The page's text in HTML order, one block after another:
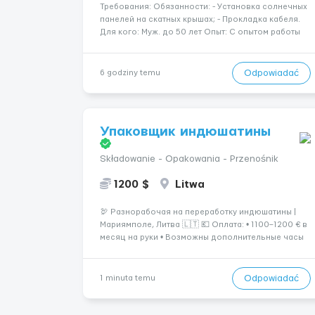
Требования: Обязанности: - Установка солнечных
панелей на скатных крышах; - Прокладка кабеля.
Для кого: Муж. до 50 лет Опыт: С опытом работы
Германия, Буцбах Условия...
6 godziny temu Odpowiadać
Упаковщик индюшатины
Składowanie - Opakowania - Przenośnik
1200 $ Litwa
🦃 Разнорабочая на переработку индюшатины |
Мариямполе, Литва 🇱🇹 💶 Оплата: • 1100–1200 € в
месяц на руки • Возможны дополнительные часы
(иногда с 07:00...
1 minuta temu Odpowiadać